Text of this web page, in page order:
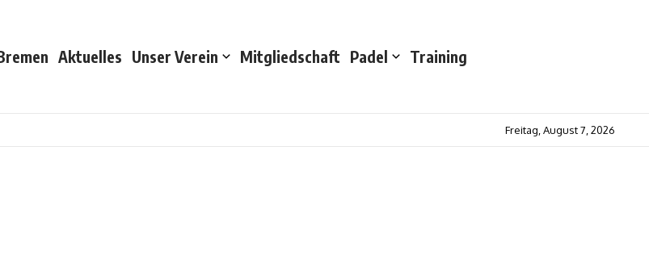
Aktuelles Unser Verein Mitgliedschaft Padel Training
Freitag, August 7, 2026